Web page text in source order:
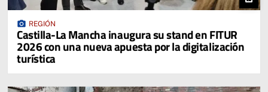
photo_camera REGIÓN
Castilla-La Mancha inaugura su stand en FITUR
2026 con una nueva apuesta por la digitalización
turística